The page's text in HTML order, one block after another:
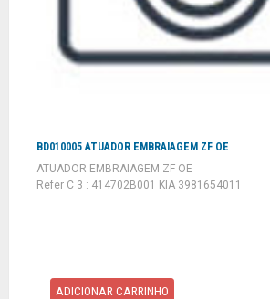
BD010005 ATUADOR EMBRAIAGEM ZF OE
ATUADOR EMBRAIAGEM ZF OE
Refer C 3 : 414702B001 KIA 3981654011
ADICIONAR CARRINHO